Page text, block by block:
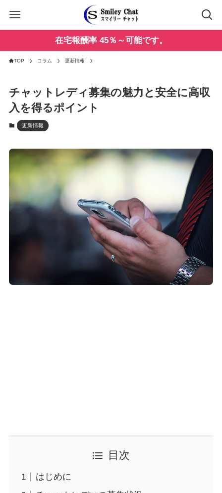
在宅報酬率 45％～可能です。
TOP コラム 更新情報
チャットレディ募集の魅力と安全に高収
入を得るポイント
更新情報
目次
はじめに